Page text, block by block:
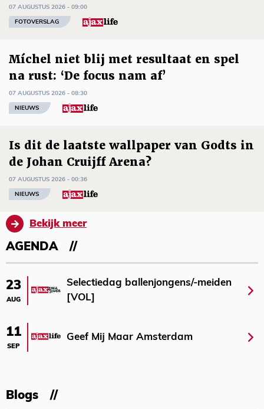
07 AUGUSTUS 2026 - 09:00
FOTOVERSLAG
Míchel niet blij met resultaat en spel
na rust: ‘De focus nam af’
07 AUGUSTUS 2026 - 08:30
NIEUWS
Is dit de laatste wallpaper van Godts in
de Johan Cruijff Arena?
07 AUGUSTUS 2026 - 00:36
NIEUWS
Bekijk meer
AGENDA
23
AUG
Selectiedag ballenjongens/-meiden
[VOL]
11
SEP
Geef Mij Maar Amsterdam
Blogs